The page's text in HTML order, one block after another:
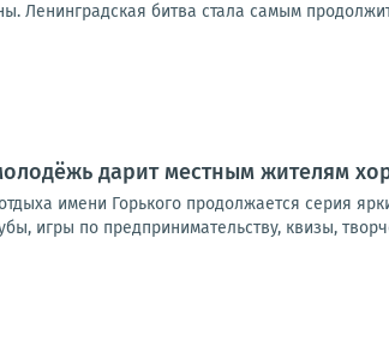
Ленинградская битва стала самым
дарит местным жителям
имени Горького продолжается серия
игры по предпринимательству, квизы,